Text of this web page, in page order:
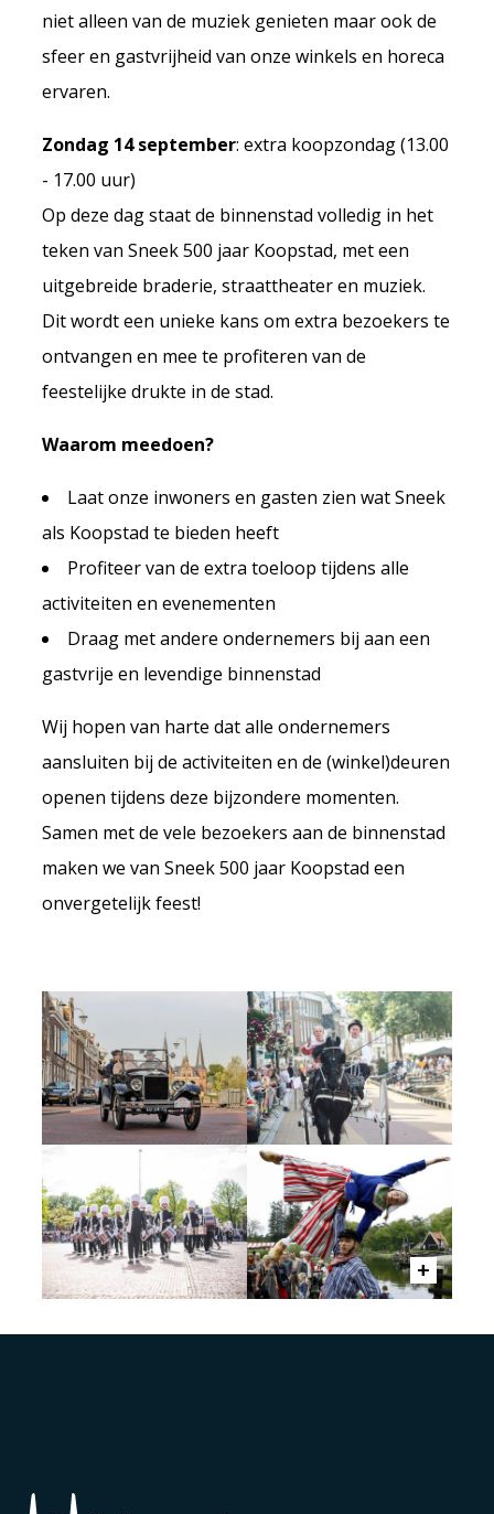
niet alleen van de muziek genieten maar ook de
sfeer en gastvrijheid van onze winkels en horeca
ervaren.
Zondag 14 september: extra koopzondag (13.00
- 17.00 uur)
Op deze dag staat de binnenstad volledig in het
teken van Sneek 500 jaar Koopstad, met een
uitgebreide braderie, straattheater en muziek.
Dit wordt een unieke kans om extra bezoekers te
ontvangen en mee te profiteren van de
feestelijke drukte in de stad.
Waarom meedoen?
Laat onze inwoners en gasten zien wat Sneek
als Koopstad te bieden heeft
Profiteer van de extra toeloop tijdens alle
activiteiten en evenementen
Draag met andere ondernemers bij aan een
gastvrije en levendige binnenstad
Wij hopen van harte dat alle ondernemers
aansluiten bij de activiteiten en de (winkel)deuren
openen tijdens deze bijzondere momenten.
Samen met de vele bezoekers aan de binnenstad
maken we van Sneek 500 jaar Koopstad een
onvergetelijk feest!